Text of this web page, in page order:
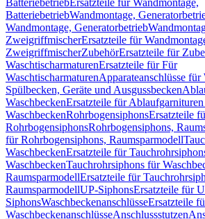
BatteriebetriebErsatzteile für Wandmontage,
BatteriebetriebWandmontage,
Wandmontage, Generatorbetrieb
ZweigriffmischerErsatzteile für
ZweigriffmischerZubehörErsatzteile für
WaschtischarmaturenErsatzteile für Für
WaschtischarmaturenApparateanschlüsse für
Spülbecken, Geräte und Ausgussbecken
WaschbeckenErsatzteile für
WaschbeckenRohrbogensiphonsErsatzteile
RohrbogensiphonsRohrbogensiphons,
für Rohrbogensiphons, Raumsparmodell
WaschbeckenErsatzteile für
WaschbeckenTauchrohrsiphons für
RaumsparmodellErsatzteile für
RaumsparmodellUP-SiphonsErsatzteile für
SiphonsWaschbeckenanschlüsseErsatzteile
WaschbeckenanschlüsseAnschlussstutzen